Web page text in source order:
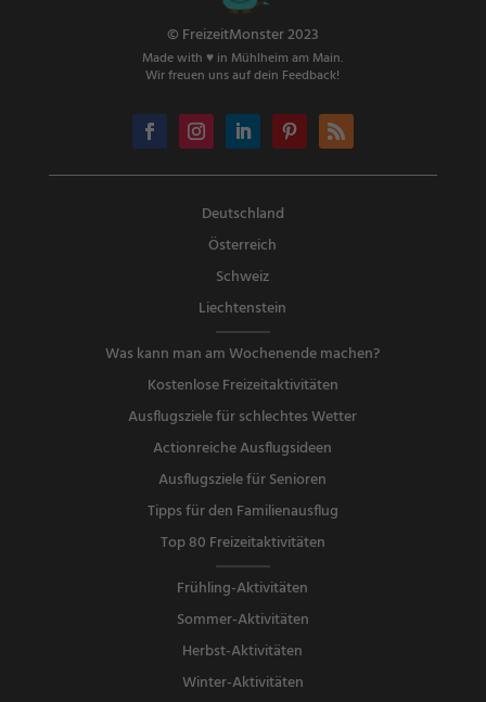
© FreizeitMonster 2023
Made with ♥ in Mühlheim am Main.
Wir freuen uns auf dein Feedback!
Deutschland
Österreich
Schweiz
Liechtenstein
Was kann man am Wochenende machen?
Kostenlose Freizeitaktivitäten
Ausflugsziele für schlechtes Wetter
Actionreiche Ausflugsideen
Ausflugsziele für Senioren
Tipps für den Familienausflug
Top 80 Freizeitaktivitäten
Frühling-Aktivitäten
Sommer-Aktivitäten
Herbst-Aktivitäten
Winter-Aktivitäten